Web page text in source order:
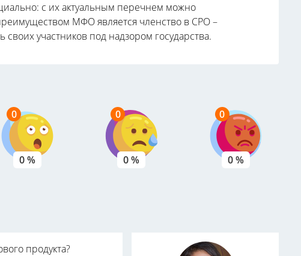
с их актуальным перечнем можно
МФО является членство в СРО –
участников под надзором государства.
0
0 %
0
0 %
0
0 %
продукта?